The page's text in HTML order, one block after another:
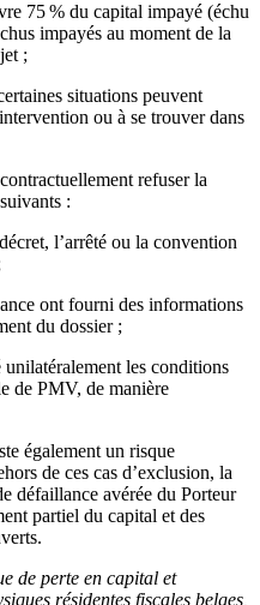
75 % du capital impayé (échu
impayés au moment de la
;
situations peuvent
ou à se trouver dans
refuser la
:
l’arrêté ou la convention
ont fourni des informations
du dossier ;
les conditions
de PMV, de manière
également un risque
de ces cas d’exclusion, la
défaillance avérée du Porteur
partiel du capital et des
de perte en capital et
résidentes fiscales belges,